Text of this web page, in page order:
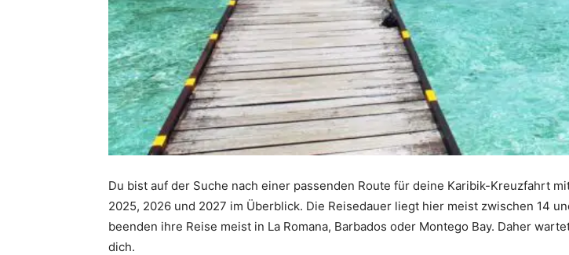
Du bist auf der Suche nach einer passenden Route für deine Karibik-Kreuzfahrt
2025, 2026 und 2027 im Überblick. Die Reisedauer liegt hier meist zwischen 14
beenden ihre Reise meist in La Romana, Barbados oder Montego Bay. Daher
dich.